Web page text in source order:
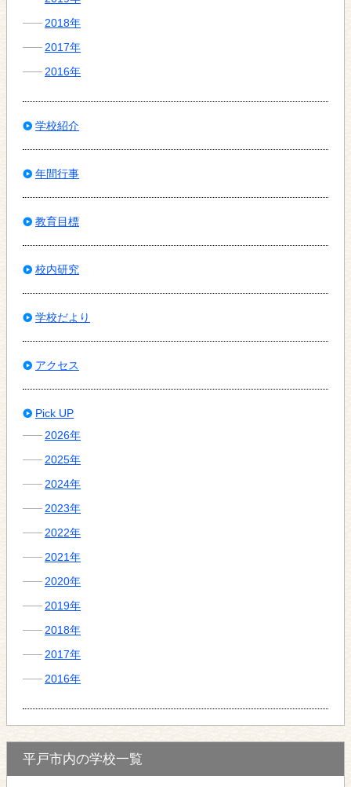
2018年
2017年
2016年
学校紹介
年間行事
教育目標
校内研究
学校だより
アクセス
Pick UP
2026年
2025年
2024年
2023年
2022年
2021年
2020年
2019年
2018年
2017年
2016年
平戸市内の学校一覧